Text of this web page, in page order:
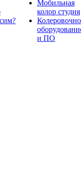
Мобильная
колор студия
и ПО